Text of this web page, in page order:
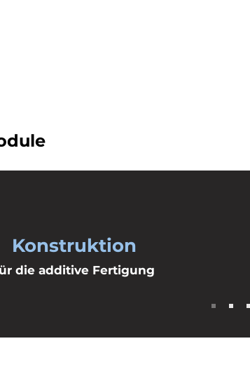
Konstruktion
die additive Fertigung